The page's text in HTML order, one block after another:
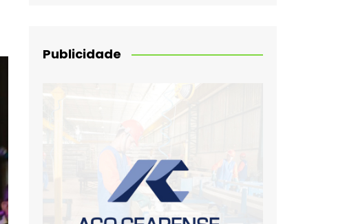
Publicidade